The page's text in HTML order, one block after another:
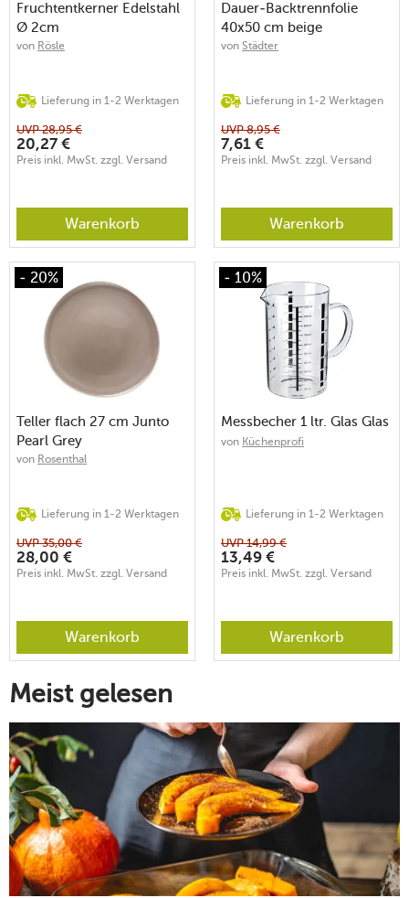
Fruchtentkerner Edelstahl
Ø 2cm
von Rösle
Lieferung in 1-2 Werktagen
UVP28,95 €
20,27 €
Preis inkl. MwSt. zzgl. Versand
Warenkorb
Dauer-Backtrennfolie
40x50 cm beige
von Städter
Lieferung in 1-2 Werktagen
UVP8,95 €
7,61 €
Preis inkl. MwSt. zzgl. Versand
Warenkorb
- 20%
Teller flach 27 cm Junto
Pearl Grey
von Rosenthal
Lieferung in 1-2 Werktagen
UVP35,00 €
28,00 €
Preis inkl. MwSt. zzgl. Versand
Warenkorb
- 10%
Messbecher 1 ltr. Glas Glas
von Küchenprofi
Lieferung in 1-2 Werktagen
UVP14,99 €
13,49 €
Preis inkl. MwSt. zzgl. Versand
Warenkorb
Meist gelesen